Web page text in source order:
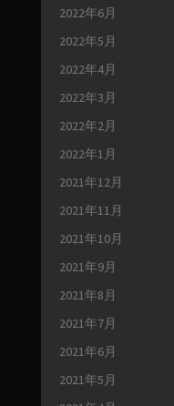
2022年6月
2022年5月
2022年4月
2022年3月
2022年2月
2022年1月
2021年12月
2021年11月
2021年10月
2021年9月
2021年8月
2021年7月
2021年6月
2021年5月